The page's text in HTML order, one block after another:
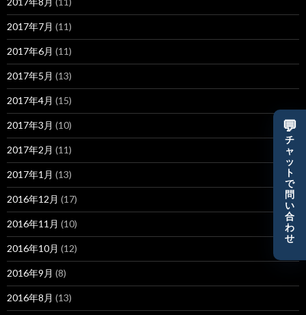
2017年7月 (11)
2017年6月 (11)
2017年5月 (13)
2017年4月 (15)
2017年3月 (10)
2017年2月 (11)
2017年1月 (13)
2016年12月 (17)
2016年11月 (10)
2016年10月 (12)
2016年9月 (8)
2016年8月 (13)
💬
チ
ャ
ッ
ト
で
問
い
合
わ
せ